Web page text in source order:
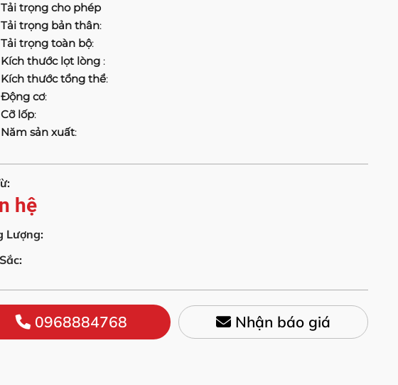
Tải trọng cho phép
Tải trọng bản thân:
Tải trọng toàn bộ:
Kích thước lọt lòng :
Kích thước tổng thể:
Động cơ:
Cỡ lốp:
Năm sản xuất:
hệ
Lượng:
0968884768 Nhận báo giá